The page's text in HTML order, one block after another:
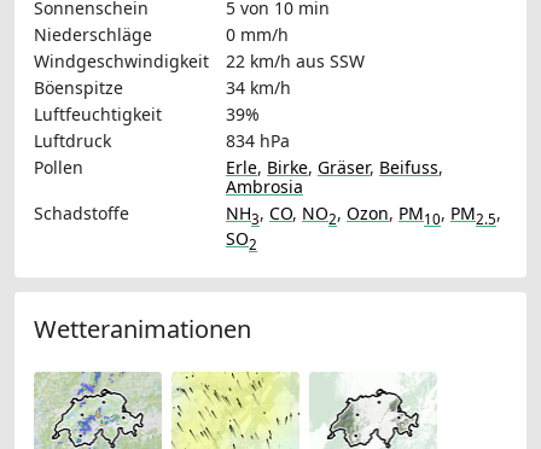
Sonnenschein
5 von 10 min
Niederschläge
0 mm/h
Windgeschwindigkeit
22 km/h aus SSW
Böenspitze
34 km/h
Luftfeuchtigkeit
39%
Luftdruck
834 hPa
Pollen
Erle, Birke, Gräser, Beifuss,
Ambrosia
Schadstoffe
NH3, CO, NO2, Ozon, PM10, PM2.5,
SO2
Wetteranimationen